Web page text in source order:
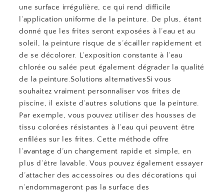
une surface irrégulière, ce qui rend difficile
l’application uniforme de la peinture. De plus, étant
donné que les frites seront exposées à l’eau et au
soleil, la peinture risque de s’écailler rapidement et
de se décolorer. L’exposition constante à l’eau
chlorée ou salée peut également dégrader la qualité
de la peinture.Solutions alternativesSi vous
souhaitez vraiment personnaliser vos frites de
piscine, il existe d’autres solutions que la peinture.
Par exemple, vous pouvez utiliser des housses de
tissu colorées résistantes à l’eau qui peuvent être
enfilées sur les frites. Cette méthode offre
l’avantage d’un changement rapide et simple, en
plus d’être lavable. Vous pouvez également essayer
d’attacher des accessoires ou des décorations qui
n’endommageront pas la surface des